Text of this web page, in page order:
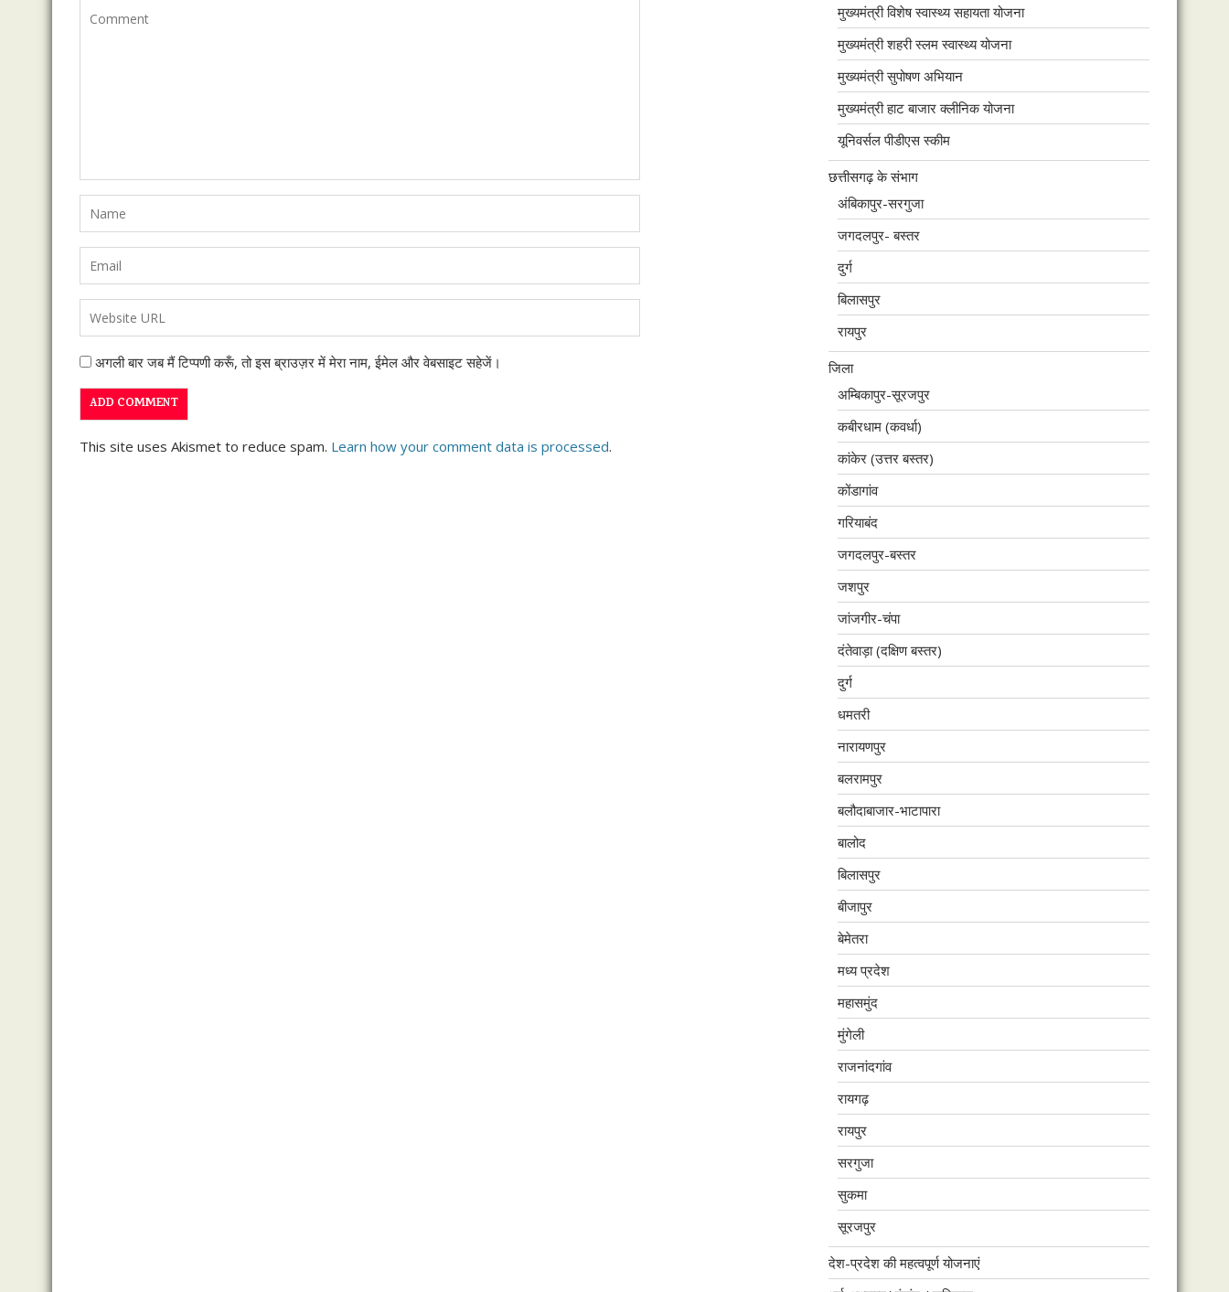
अगली बार जब मैं टिप्पणी करूँ, तो इस ब्राउज़र में मेरा नाम, ईमेल और वेबसाइट सहेजें।
This site uses Akismet to reduce spam. Learn how your comment data is processed.
मुख्यमंत्री विशेष स्वास्थ्य सहायता योजना
मुख्यमंत्री शहरी स्लम स्वास्थ्य योजना
मुख्यमंत्री सुपोषण अभियान
मुख्यमंत्री हाट बाजार क्लीनिक योजना
यूनिवर्सल पीडीएस स्कीम
छत्तीसगढ़ के संभाग
अंबिकापुर-सरगुजा
जगदलपुर- बस्तर
दुर्ग
बिलासपुर
रायपुर
जिला
अम्बिकापुर-सूरजपुर
कबीरधाम (कवर्धा)
कांकेर (उत्तर बस्तर)
कोंडागांव
गरियाबंद
जगदलपुर-बस्तर
जशपुर
जांजगीर-चंपा
दंतेवाड़ा (दक्षिण बस्तर)
दुर्ग
धमतरी
नारायणपुर
बलरामपुर
बलौदाबाजार-भाटापारा
बालोद
बिलासपुर
बीजापुर
बेमेतरा
मध्य प्रदेश
महासमुंद
मुंगेली
राजनांदगांव
रायगढ़
रायपुर
सरगुजा
सुकमा
सूरजपुर
देश-प्रदेश की महत्वपूर्ण योजनाएं